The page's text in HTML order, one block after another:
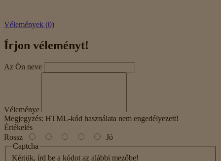
Vélemények (0)
Írjon véleményt!
Az Ön neve
Véleménye
Megjegyzés: HTML-kód használata nem engedélyezett!
Értékelés
Rossz
Jó
Captcha
Kérjük, írd be a kódot az alábbi mezőbe!